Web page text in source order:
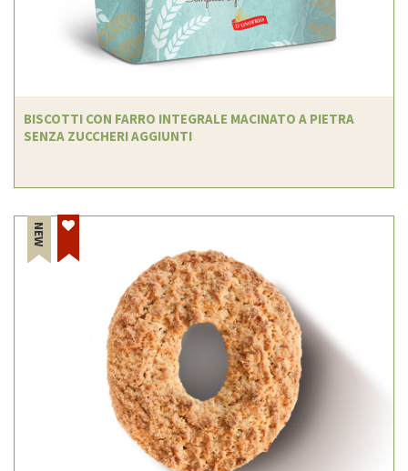
BISCOTTI CON FARRO INTEGRALE MACINATO A PIETRA
SENZA ZUCCHERI AGGIUNTI
NEW